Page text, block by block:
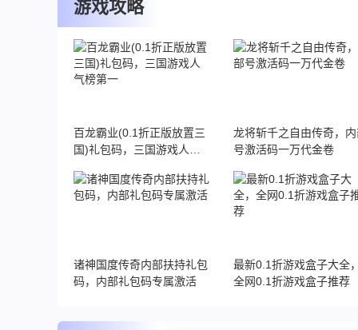
游戏攻略
百龙霸业(0.1折正版放置三
国)礼包码，三国游戏人气
龙将斩千之自由传奇，
号激活码一万代金卷
诸神国度传奇内部扶持礼包
码，内部礼包码专属激活
最新0.1折游戏盒子大全
全网0.1折游戏盒子推荐